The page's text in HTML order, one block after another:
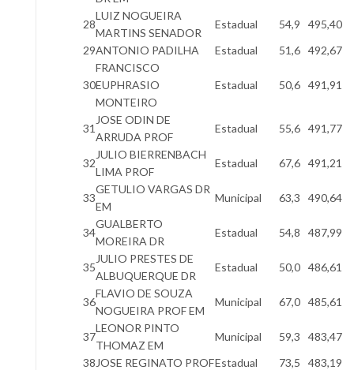
28
LUIZ NOGUEIRA
MARTINS SENADOR
Estadual 54,9
495,40
29ANTONIO PADILHA Estadual 51,6 492,67
30
FRANCISCO
EUPHRASIO
MONTEIRO
Estadual 50,6 491,91
31
JOSE ODIN DE
ARRUDA PROF
Estadual 55,6 491,77
32
JULIO BIERRENBACH
LIMA PROF
Estadual 67,6 491,21
33
GETULIO VARGAS DR
EM
Municipal 63,3 490,64
34
GUALBERTO
MOREIRA DR
Estadual 54,8 487,99
35
JULIO PRESTES DE
ALBUQUERQUE DR
Estadual 50,0 486,61
36
FLAVIO DE SOUZA
NOGUEIRA PROF EM
Municipal 67,0 485,61
37
LEONOR PINTO
THOMAZ EM
Municipal 59,3
483,47
38 JOSE REGINATO PROFEstadual 73,5
483,19